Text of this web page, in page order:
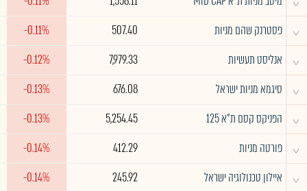
^ פסטרנק שהם מניות 507.40
-0.11%
^ אנליסט תעשיות 7,979.33
-0.12%
^ סיגמא מניות ישראל 676.08
-0.13%
^ הפניקס קסם ת"א 125 5,254.45
-0.13%
^ פורטה מניות 412.29
-0.14%
^ איילון טכנולוגיה ישראל 245.92
-0.14%